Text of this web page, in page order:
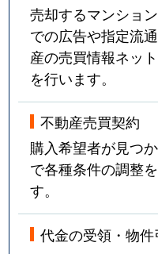
売却するマンショ
での広告や指定流
産の売買情報ネッ
を行います。
不動産売買契約
購入希望者が見つ
で各種条件の調整
す。
代金の受領・物件